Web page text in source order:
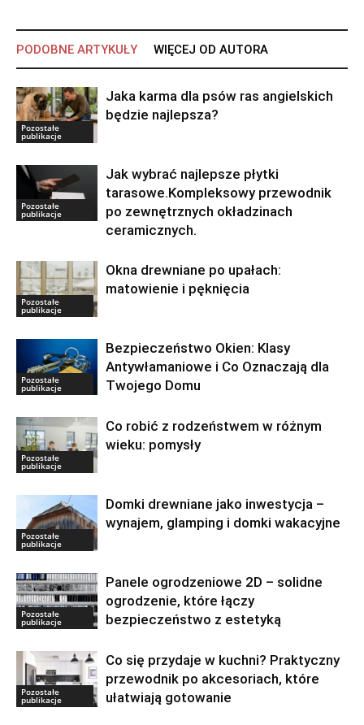
PODOBNE ARTYKUŁY WIĘCEJ OD AUTORA
Pozostałe
publikacje
Jaka karma dla psów ras angielskich
będzie najlepsza?
Pozostałe
publikacje
Jak wybrać najlepsze płytki
tarasowe.Kompleksowy przewodnik
po zewnętrznych okładzinach
ceramicznych.
Pozostałe
publikacje
Okna drewniane po upałach:
matowienie i pęknięcia
Pozostałe
publikacje
Bezpieczeństwo Okien: Klasy
Antywłamaniowe i Co Oznaczają dla
Twojego Domu
Pozostałe
publikacje
Co robić z rodzeństwem w różnym
wieku: pomysły
Pozostałe
publikacje
Domki drewniane jako inwestycja –
wynajem, glamping i domki wakacyjne
Pozostałe
publikacje
Panele ogrodzeniowe 2D – solidne
ogrodzenie, które łączy
bezpieczeństwo z estetyką
Pozostałe
publikacje
Co się przydaje w kuchni? Praktyczny
przewodnik po akcesoriach, które
ułatwiają gotowanie